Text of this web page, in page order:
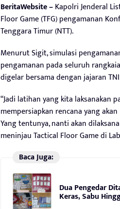
BeritaWebsite –Kapolri Jenderal
Floor Game (TFG) pengamanan
Tenggara Timur (NTT).
Menurut Sigit, simulasi
pengamanan pada seluruh
digelar bersama dengan jajaran
“Jadi latihan yang kita laksanakan
mempersiapkan rencana yang
Yang tentunya, nanti akan
meninjau Tactical Floor Game di
Baca Juga:
Dua Pengedar
Keras, Sabu